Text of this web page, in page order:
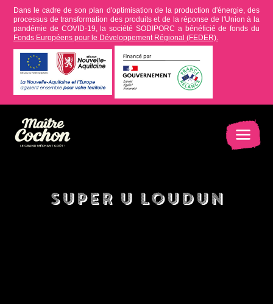
Dans le cadre de son plan d'optimisation de la production d'énergie, des
processus de transformation des produits et de la réponse de l'Union à la
pandémie de COVID-19, la société SODIPORC a bénéficié de fonds du
Fonds Européens pour le Développement Régional (FEDER).
Super U Loudun